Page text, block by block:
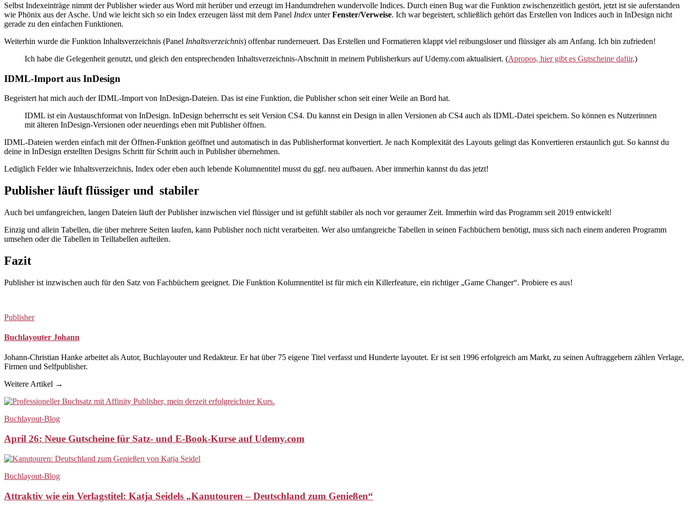
Selbst Indexeinträge nimmt der Publisher wieder aus Word mit herüber und erzeugt im Handumdrehen wundervolle Indices. Durch einen Bug war die Funktion zwischenzeitlich gestört, jetzt ist sie auferstanden
wie Phönix aus der Asche. Und wie leicht sich so ein Index erzeugen lässt mit dem Panel Index unterFenster/Verweise. Ich war begeistert, schließlich gehört das Erstellen von Indices auch in InDesign nicht
gerade zu den einfachen Funktionen.
Weiterhin wurde die Funktion Inhaltsverzeichnis (Panel Inhaltsverzeichnis) offenbar runderneuert. Das Erstellen und Formatieren klappt viel reibungsloser und flüssiger als am Anfang. Ich bin zufrieden!
Ich habe die Gelegenheit genutzt, und gleich den entsprechenden Inhaltsverzeichnis-Abschnitt in meinem Publisherkurs auf Udemy.com aktualisiert. (Apropos, hier gibt es Gutscheine dafür.)
IDML-Import aus InDesign
Begeistert hat mich auch der IDML-Import von InDesign-Dateien. Das ist eine Funktion, die Publisher schon seit einer Weile an Bord hat.
IDML ist ein Austauschformat von InDesign. InDesign beherrscht es seit Version CS4. Du kannst ein Design in allen Versionen ab CS4 auch als IDML-Datei speichern. So können es Nutzerinnen
mit älteren InDesign-Versionen oder neuerdings eben mit Publisher öffnen.
IDML-Dateien werden einfach mit der Öffnen-Funktion geöffnet und automatisch in das Publisherformat konvertiert. Je nach Komplexität des Layouts gelingt das Konvertieren erstaunlich gut. So kannst du
deine in InDesign erstellten Designs Schritt für Schritt auch in Publisher übernehmen.
Lediglich Felder wie Inhaltsverzeichnis, Index oder eben auch lebende Kolumnentitel musst du ggf. neu aufbauen. Aber immerhin kannst du das jetzt!
Publisher läuft flüssiger und stabiler
Auch bei umfangreichen, langen Dateien läuft der Publisher inzwischen viel flüssiger und ist gefühlt stabiler als noch vor geraumer Zeit. Immerhin wird das Programm seit 2019 entwickelt!
Einzig und allein Tabellen, die über mehrere Seiten laufen, kann Publisher noch nicht verarbeiten. Wer also umfangreiche Tabellen in seinen Fachbüchern benötigt, muss sich nach einem anderen Programm
umsehen oder die Tabellen in Teiltabellen aufteilen.
Fazit
Publisher ist inzwischen auch für den Satz von Fachbüchern geeignet. Die Funktion Kolumnentitel ist für mich ein Killerfeature, ein richtiger „Game Changer“. Probiere es aus!
Publisher
Buchlayouter Johann
Johann-Christian Hanke arbeitet als Autor, Buchlayouter und Redakteur. Er hat über 75 eigene Titel verfasst und Hunderte layoutet. Er ist seit 1996 erfolgreich am Markt, zu seinen Auftraggebern zählen Verlage,
Firmen und Selfpublisher.
Weitere Artikel →
Buchlayout-Blog
April 26: Neue Gutscheine für Satz- und E-Book-Kurse auf Udemy.com
Buchlayout-Blog
Attraktiv wie ein Verlagstitel: Katja Seidels „Kanutouren – Deutschland zum Genießen“